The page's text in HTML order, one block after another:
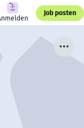
Job posten